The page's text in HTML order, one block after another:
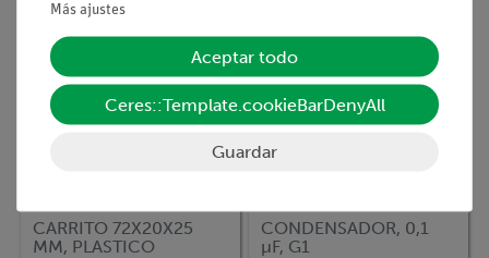
CARRITO 72X20X25
MM, PLASTICO
CONDENSADOR, 0,1
µF, G1
Más ajustes
Aceptar todo
Ceres::Template.cookieBarDenyAll
Guardar